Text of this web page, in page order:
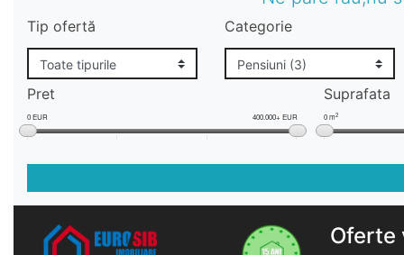
Tip ofertă Categorie
Pret
0 EUR 400.000+ EUR
Suprafata
0 m2
Oferte